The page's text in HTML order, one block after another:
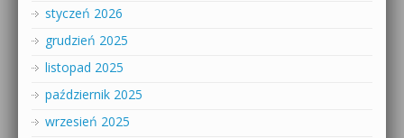
styczeń 2026
grudzień 2025
listopad 2025
październik 2025
wrzesień 2025